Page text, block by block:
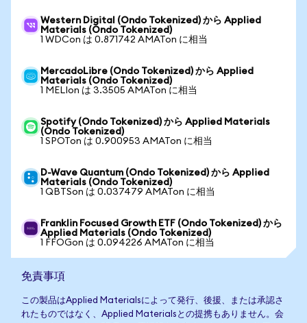
Western Digital (Ondo Tokenized) から Applied
Materials (Ondo Tokenized)
1 WDCon は 0.871742 AMATon に相当
MercadoLibre (Ondo Tokenized) から Applied
Materials (Ondo Tokenized)
1 MELIon は 3.3505 AMATon に相当
Spotify (Ondo Tokenized) から Applied Materials
(Ondo Tokenized)
1 SPOTon は 0.900953 AMATon に相当
D-Wave Quantum (Ondo Tokenized) から Applied
Materials (Ondo Tokenized)
1 QBTSon は 0.037479 AMATon に相当
Franklin Focused Growth ETF (Ondo Tokenized) から
Applied Materials (Ondo Tokenized)
1 FFOGon は 0.094226 AMATon に相当
免責事項
この製品はApplied Materialsによって発行、後援、または承認さ
れたものではなく、Applied Materialsとの提携もありません。会